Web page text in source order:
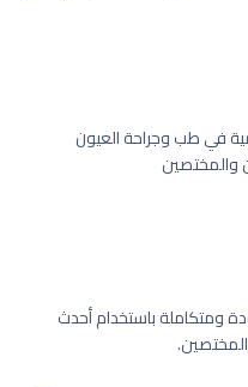
في طب وجراحة العيون
والمختصين
ومتكاملة باستخدام أحدث